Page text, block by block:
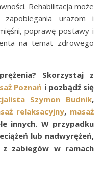
Rehabilitacja może
urazom i
poprawę postawy i
na temat zdrowego
Skorzystaj z
Poznań i pozbądź się
Szymon Budnik,
relaksacyjny, masaż
innych. W przypadku
lub nadwyrężeń,
z zabiegów w ramach